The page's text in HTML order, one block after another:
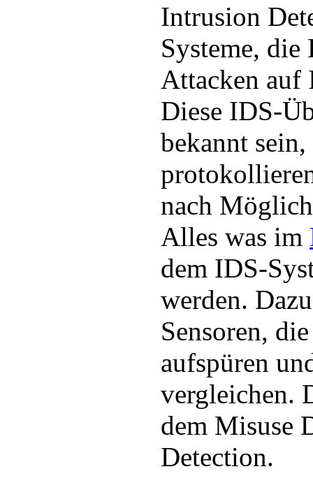
Intrusion
Systeme,
Attacken auf
Diese IDS-
bekannt
nach
Alles was im
dem IDS-
werden.
Sensoren,
aufspüren
vergleichen.
dem Misuse
Detection.